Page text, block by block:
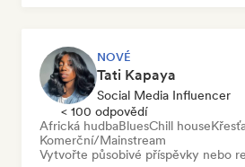
NOVÉ
Tati Kapaya
Social Media Influencer
< 100 odpovědí
Africká hudbaBluesChill house
Komerční/Mainstream
Vytvořte působivé příspěvky nebo